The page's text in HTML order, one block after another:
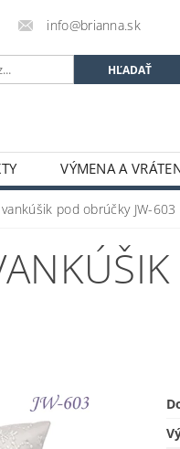
info@brianna.sk
VÝMENA A
pod obrúčky JW-603